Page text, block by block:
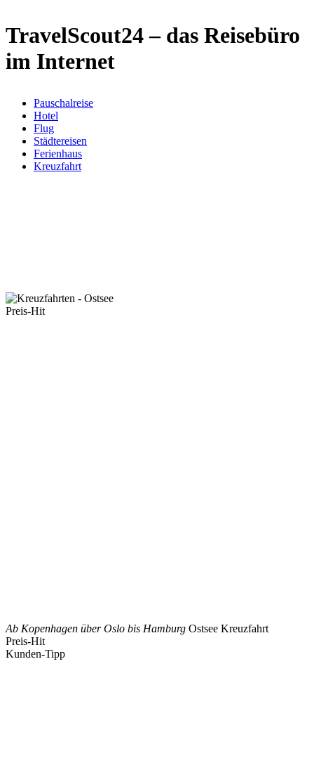
TravelScout24 – das Reisebüro
im Internet
Pauschalreise
Hotel
Flug
Städtereisen
Ferienhaus
Kreuzfahrt
Preis-Hit
Ab Kopenhagen über Oslo bis Hamburg Ostsee Kreuzfahrt
Preis-Hit
Kunden-Tipp